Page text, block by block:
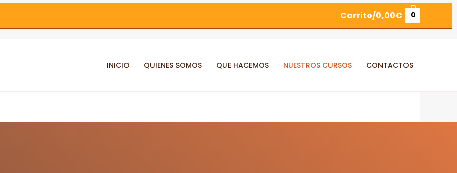
Carrito/0,00€ 0
INICIO QUIENES SOMOS QUE HACEMOS NUESTROS CURSOS CONTACTOS